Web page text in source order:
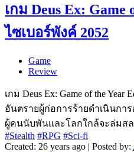
เกม Deus Ex: Game
ไซเบอร์พังค์ 2052
Game
Review
เกม Deus Ex: Game of the
อันตรายผู้ก่อการร้ายดำเนินกา
ผู้คนนับพันและโลกใกล้จะล่มส
#Stealth #RPG #Sci-fi
Created: 26 years ago | Posted by: